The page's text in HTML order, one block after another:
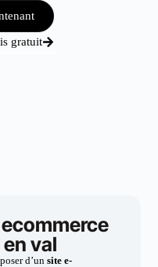
gratuit
val
d’unsite e-